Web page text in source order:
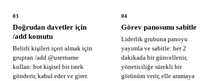
03
Doğrudan davetler için
/add komutu
Belirli kişileri içeri almak için
gruptan /add @username
kullan: bot kişisel bir istek
gönderir, kabul eder ve girer.
04
Görev panosunu sabitle
Liderlik grubuna panoyu
yayımla ve sabitle: her 2
dakikada bir güncellenir,
yöneticiliğe sürekli bir
görünüm verir, elle aramaya